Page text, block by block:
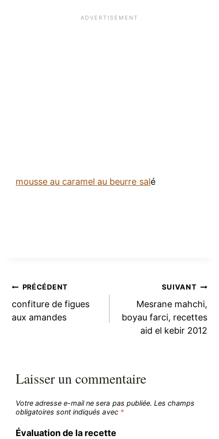
mousse au caramel au beurre salé
Navigation
de
PRÉCÉDENT
confiture de figues
aux amandes
SUIVANT
Mesrane mahchi,
boyau farci, recettes
aid el kebir 2012
Laisser un commentaire
Votre adresse e-mail ne sera pas publiée. Les champs
obligatoires sont indiqués avec *
Évaluation de la recette